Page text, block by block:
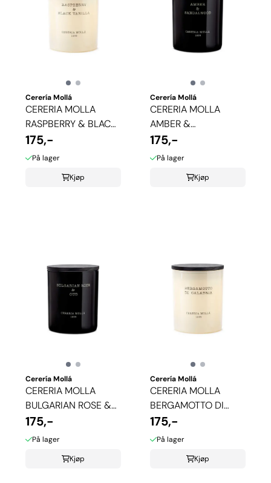
Cerería Mollá
CERERIA MOLLA
RASPBERRY & BLACK
VANILLA DUFTLYS
175,-
På lager
Kjøp
Cerería Mollá
CERERIA MOLLA
AMBER &
SANDALWOOD
DUFTLYS
175,-
På lager
Kjøp
Cerería Mollá
CERERIA MOLLA
BULGARIAN ROSE &
OUD DUFTLYS
175,-
På lager
Kjøp
Cerería Mollá
CERERIA MOLLA
BERGAMOTTO DI
CALABRIA DUFTLYS
175,-
På lager
Kjøp